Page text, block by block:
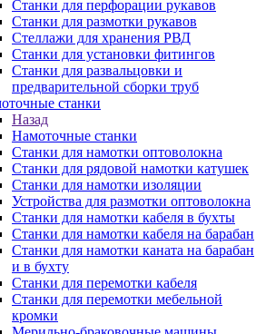
Станки для перфорации рукавов
Станки для размотки рукавов
Стеллажи для хранения РВД
Станки для установки фитингов
Станки для развальцовки и
предварительной сборки труб
станки
Назад
Намоточные станки
Станки для намотки оптоволокна
Станки для рядовой намотки катушек
Станки для намотки изоляции
Устройства для размотки оптоволокна
Станки для намотки кабеля в бухты
Станки для намотки кабеля на барабан
Станки для намотки каната на барабан
и в бухту
Станки для перемотки кабеля
Станки для перемотки мебельной
кромки